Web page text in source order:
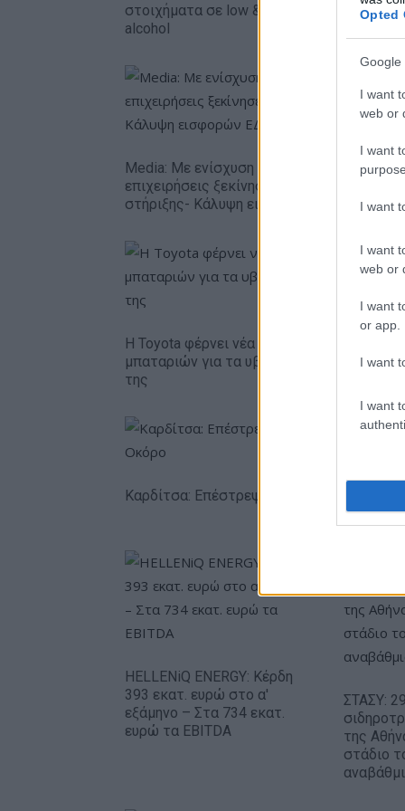
Opted
Google
I want
web or
I want
I want
I want
web or
I want
or app.
I want
I want
στοιχήματα σε low & non
alcohol
Media: Με ενίσχυση 8 εκατ. ευρώ σε 451
επιχειρήσεις ξεκίνησε το πρόγραμμα
στήριξης- Κάλυψη εισφορών ΕΔΟΕΑΠ
Η Toyota φέρνει νέα γενιά
μπαταριών για τα υβριδικά
της
Καρδίτσα: Επέστρεψε υγιής ο Φράνσις
HELLENiQ ENERGY: Κέρδη
393 εκατ. ευρώ στο α'
εξάμηνο – Στα 734 εκατ.
ευρώ τα EBITDA
ΣΤΑΣΥ:
της
στάδιο